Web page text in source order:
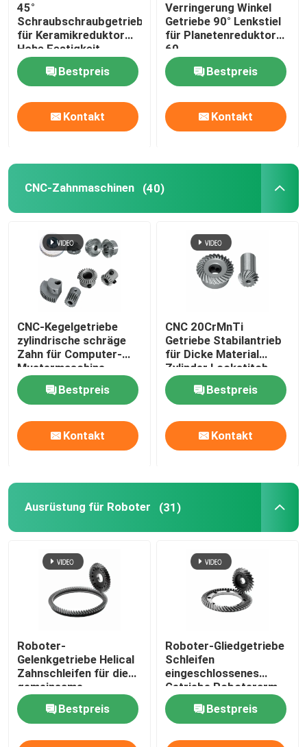
45°
Schraubschraubgetriebe
für Keramikreduktor
Hohe Festigkeit
Langlebig
Bestpreis
Kontakt
Verringerung Winkel
Getriebe 90° Lenkstiel
für Planetenreduktor
60
Bestpreis
Kontakt
CNC-Zahnmaschinen (40)
CNC-Kegelgetriebe
zylindrische schräge
Zahn für Computer-
Mustermaschine
Bestpreis
Kontakt
CNC 20CrMnTi
Getriebe Stabilantrieb
für Dicke Material
Zylinder Lockstitch
S/M
Bestpreis
Kontakt
Ausrüstung für Roboter (31)
Roboter-
Gelenkgetriebe Helical
Zahnschleifen für die
gemeinsame
Übertragung
Bestpreis
Roboter-Gliedgetriebe
Schleifen
eingeschlossenes
Getriebe Roboterarm
Harmonischer Antrieb
Bestpreis